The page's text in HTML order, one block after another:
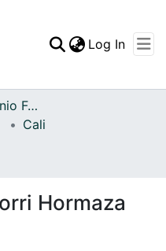
Statistics
Log In
Archivo del Patrimonio Fotográfico y Fílmico del Valle del Cauca
Cali
Hormaza